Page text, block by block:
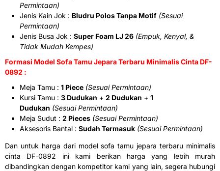
Permintaan)
Jenis Kain Jok : Bludru Polos Tanpa Motif (Sesuai
Permintaan)
Jenis Busa Jok : Super Foam LJ 26 (Empuk, Kenyal, &
Tidak Mudah Kempes)
Formasi Model Sofa Tamu Jepara Terbaru Minimalis Cinta DF-
0892 :
Meja Tamu : 1 Piece (Sesuai Permintaan)
Kursi Tamu : 3 Dudukan + 2 Dudukan + 1
Dudukan (Sesuai Permintaan)
Meja Sudut : 2 Pieces (Sesuai Permintaan)
Aksesoris Bantal : Sudah Termasuk (Sesuai Permintaan)
Dan untuk harga dari model sofa tamu jepara terbaru minimalis
cinta DF-0892 ini kami berikan harga yang lebih murah
dibandingkan dengan kompetitor kami yang lain, segera hubungi